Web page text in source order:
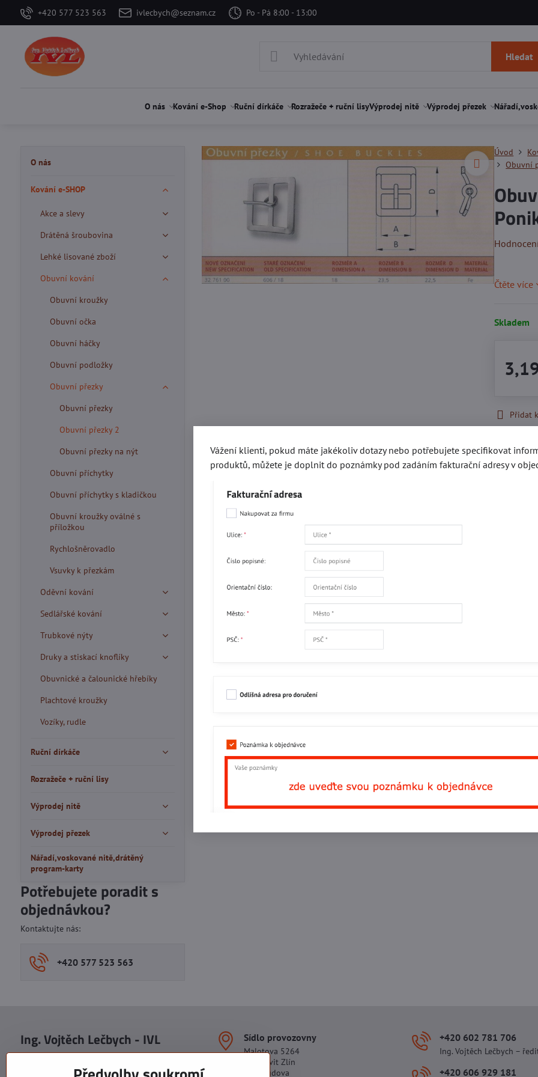
+420 577 523 563 ivlecbych@seznam.cz Po - Pá 8:00 - 13:00
Hledat
O nás Kování e-Shop Ruční dírkáče Rozražeče + ruční lisyVýprodej nitě Výprodej přezek
Úvod
Obuvní
Čtěte více
Skladem
Přidat
Popis Recenze 0
Více z kategorie Kování e-SHOP
O nás
Kování e-SHOP
Akce a slevy
Drátěná šroubovina
Lehké lisované zboží
Obuvní kování
Obuvní kroužky
Obuvní očka
Obuvní háčky
Obuvní podložky
Obuvní přezky
Obuvní přezky
Obuvní přezky 2
Obuvní přezky na nýt
Obuvní příchytky
Obuvní příchytky s kladičkou
Obuvní kroužky oválné s
příložkou
Rychlošněrovadlo
Vsuvky k přezkám
Oděvní kování
Sedlářské kování
Trubkové nýty
Druky a stiskací knoflíky
Obuvnické a čalounické hřebíky
Plachtové kroužky
Vozíky, rudle
Ruční dírkáče
Rozražeče + ruční lisy
Výprodej nitě
Výprodej přezek
Nářadí,voskované nitě,drátěný
program-karty
Potřebujete poradit s
objednávkou?
Kontaktujte nás:
+420 577 523 563
Ing. Vojtěch Lečbych - IVL
DIČ: CZ5602130809
Sídlo provozovny
Malotova 5264
Areál Svit Zlín
113. budova
+420 602 781 706
Ing. Vojtěch Lečbych –
+420 606 929 181
Vážení klienti, pokud máte jakékoliv dotazy nebo potřebujete specifikovat
produktů, můžete je doplnit do poznámky pod zadáním fakturační adresy v